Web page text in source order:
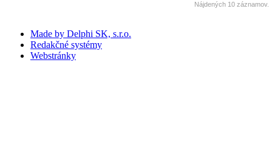
Nájdených 10 záznamov.
Made by Delphi SK, s.r.o.
Redakčné systémy
Webstránky